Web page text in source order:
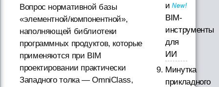
Вопрос нормативной базы
«элементной/компонентной»,
наполняющей библиотеки
программных продуктов, которые
применяются при BIM
проектировании практически
Западного толка — OmniClass,
и
BIM-
инструменты
для
ИИ
Минутка
прикладного